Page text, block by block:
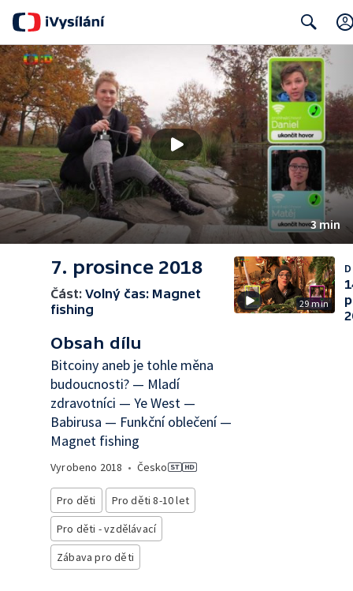
Search
3 min
7. prosince 2018
Část: Volný čas: Magnet
fishing
Obsah dílu
Bitcoiny aneb je tohle měna
budoucnosti? — Mladí
zdravotníci — Ye West —
Babirusa — Funkční oblečení —
Magnet fishing
Vyrobeno 2018 • Česko
Pro děti
Pro děti 8-10 let
Pro děti - vzdělávací
Zábava pro děti
29 min